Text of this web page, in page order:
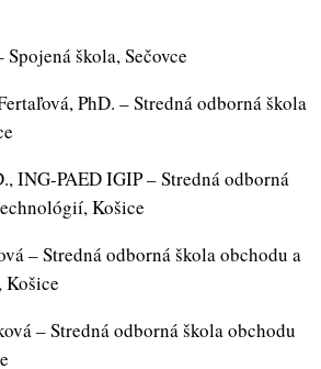
škola, Sečovce
PhD. – Stredná odborná škola
ING-PAED IGIP – Stredná odborná
Košice
– Stredná odborná škola obchodu a
Košice
– Stredná odborná škola obchodu